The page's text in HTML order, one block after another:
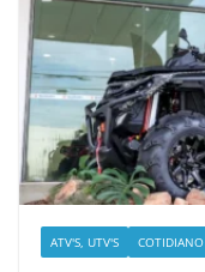
ATV'S, UTV'S COTIDIANO